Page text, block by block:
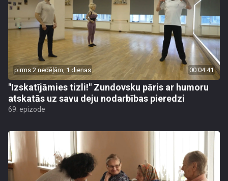
pirms 2 nedēļām, 1 dienas 00:04:41
"Izskatījāmies tizli!" Zundovsku pāris ar humoru
atskatās uz savu deju nodarbības pieredzi
69. epizode